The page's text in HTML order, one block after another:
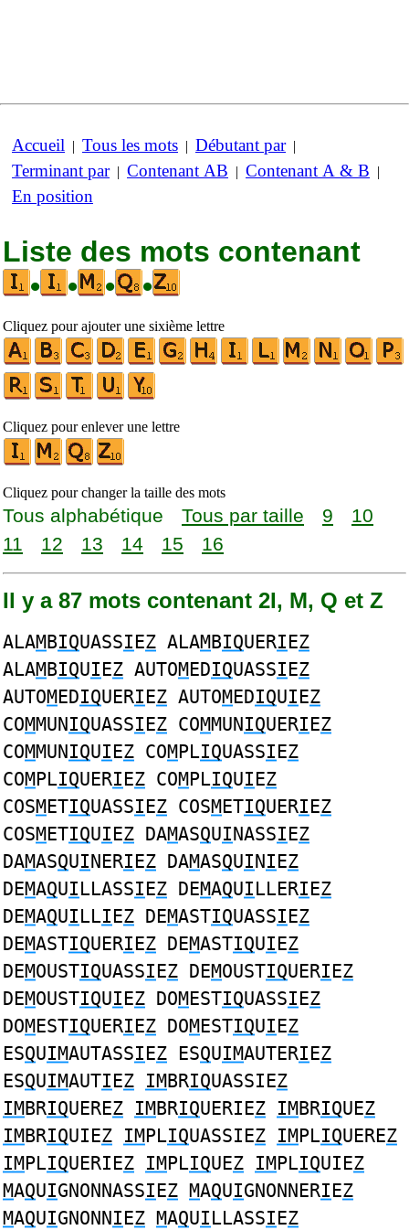
Accueil | Tous les mots | Débutant par|
Terminant par| Contenant AB | Contenant A & B |
En position
Liste des mots contenant
•
• • •
Cliquez pour ajouter une sixième lettre
Cliquez pour enlever une lettre
Cliquez pour changer la taille des mots
Tous alphabétique Tous par taille 9
10
11
12 13 14 15 16
Il y a 87 mots contenant 2I, M, Q et Z
ALAMBIQUASSIEZ ALAMBIQUERIEZ
ALAMBIQUIEZ AUTOMEDIQUASSIEZ
AUTOMEDIQUERIEZ AUTOMEDIQUIEZ
COMMUNIQUASSIEZ COMMUNIQUERIEZ
COMMUNIQUIEZ COMPLIQUASSIEZ
COMPLIQUERIEZ COMPLIQUIEZ
COSMETIQUASSIEZ COSMETIQUERIEZ
COSMETIQUIEZ DAMASQUINASSIEZ
DAMASQUINERIEZ DAMASQUINIEZ
DEMAQUILLASSIEZ DEMAQUILLERIEZ
DEMAQUILLIEZ DEMASTIQUASSIEZ
DEMASTIQUERIEZ DEMASTIQUIEZ
DEMOUSTIQUASSIEZ DEMOUSTIQUERIEZ
DEMOUSTIQUIEZ DOMESTIQUASSIEZ
DOMESTIQUERIEZ DOMESTIQUIEZ
ESQUIMAUTASSIEZ ESQUIMAUTERIEZ
ESQUIMAUTIEZ IMBRIQUASSIEZ
IMBRIQUEREZ IMBRIQUERIEZ IMBRIQUEZ
IMBRIQUIEZ IMPLIQUASSIEZ IMPLIQUEREZ
IMPLIQUERIEZ IMPLIQUEZ IMPLIQUIEZ
MAQUIGNONNASSIEZ MAQUIGNONNERIEZ
MAQUIGNONNIEZ MAQUILLASSIEZ